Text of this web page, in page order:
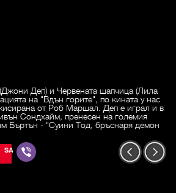
Деп) и Червената шапчица (Лила
на "Вдън горите", по кината у нас
от Роб Маршал. Деп е играл и в
Сондхайм, пренесен на големия
Бъртън - "Суини Тод, бръснаря демон
SAVE